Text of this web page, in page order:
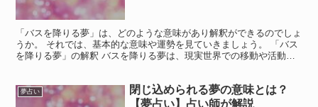
「バスを降りる夢」は、どのような意味があり解釈ができるのでしょ
うか。 それでは、基本的な意味や運勢を見ていきましょう。 「バス
を降りる夢」の解釈 バスを降りる夢は、現実世界での移動や活動の
夢占い
閉じ込められる夢の意味とは？
【夢占い】占い師が解説